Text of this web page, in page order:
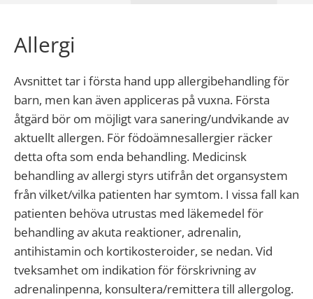
Allergi
Avsnittet tar i första hand upp allergibehandling för
barn, men kan även appliceras på vuxna. Första
åtgärd bör om möjligt vara sanering/undvikande av
aktuellt allergen. För födoämnesallergier räcker
detta ofta som enda behandling. Medicinsk
behandling av allergi styrs utifrån det organsystem
från vilket/vilka patienten har symtom. I vissa fall kan
patienten behöva utrustas med läkemedel för
behandling av akuta reaktioner, adrenalin,
antihistamin och kortikosteroider, se nedan. Vid
tveksamhet om indikation för förskrivning av
adrenalinpenna, konsultera/remittera till allergolog.